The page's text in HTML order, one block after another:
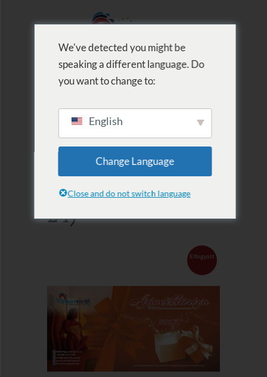
Ajándékutalvány
– Szauna (SU15-
24)
Elfogyott
We've detected you might be
speaking a different language. Do
you want to change to:
English
Change Language
Close and do not switch language